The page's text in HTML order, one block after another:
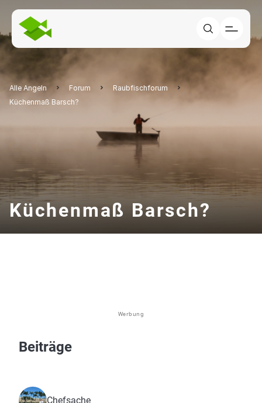
Alle Angeln Forum
Raubfischforum
Küchenmaß Barsch?
Küchenmaß Barsch?
Werbung
Beiträge
Chefsache